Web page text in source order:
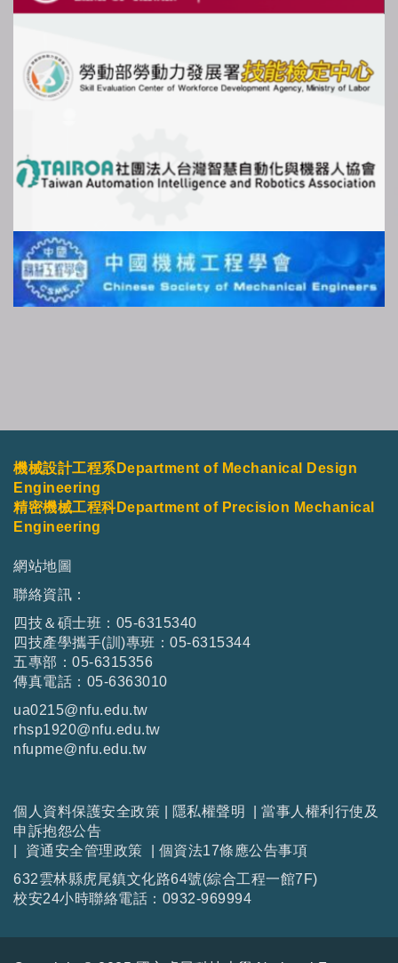
機械設計工程系Department of Mechanical Design
Engineering
精密機械工程科Department of Precision Mechanical
Engineering
網站地圖
聯絡資訊：
四技＆碩士班：05-6315340
四技產學攜手(訓)專班：05-6315344
五專部：05-6315356
傳真電話：05-6363010
ua0215@nfu.edu.tw
rhsp1920@nfu.edu.tw
nfupme@nfu.edu.tw
個人資料保護安全政策 隱私權聲明
當事人權利行使及
申訴抱怨公告
資通安全管理政策
個資法17條應公告事項
632雲林縣虎尾鎮文化路64號(綜合工程一館7F)
校安24小時聯絡電話：0932-969994